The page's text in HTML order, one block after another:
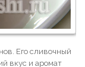
Его сливочный
вкус и аромат